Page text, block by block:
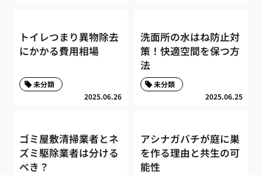
トイレつまり異物除去
にかかる費用相場
2025.06.26
未分類
洗面所の水はね防止対
策！快適空間を保つ方
法
2025.06.25
未分類
ゴミ屋敷清掃業者とネ
ズミ駆除業者は分ける
べき？
アシナガバチが庭に巣
を作る理由と共生の可
能性